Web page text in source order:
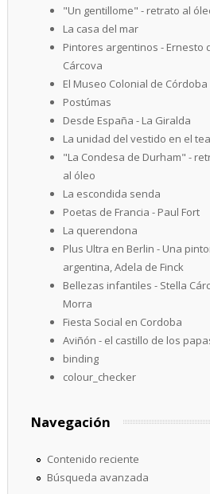
"Un gentillome" - retrato al
La casa del mar
Pintores argentinos - Ernesto
Cárcova
El Museo Colonial de Córdoba
Postúmas
Desde España - La Giralda
La unidad del vestido en el
"La Condesa de Durham" -
al óleo
La escondida senda
Poetas de Francia - Paul Fort
La querendona
Plus Ultra en Berlin - Una
argentina, Adela de Finck
Bellezas infantiles - Stella
Morra
Fiesta Social en Cordoba
Aviñón - el castillo de los
binding
colour_checker
Navegación
Contenido reciente
Búsqueda avanzada